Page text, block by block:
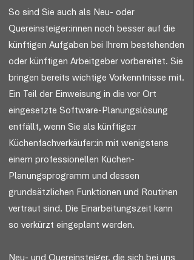
So sind Sie auch als Neu- oder
Quereinsteiger:innen noch besser auf die
künftigen Aufgaben bei Ihrem bestehenden
oder künftigen Arbeitgeber vorbereitet. Sie
bringen bereits wichtige Vorkenntnisse mit.
Ein Teil der Einweisung in die vor Ort
eingesetzte Software-Planungslösung
entfällt, wenn Sie als künftige:r
Küchenfachverkäufer:in mit wenigstens
einem professionellen Küchen-
Planungsprogramm und dessen
grundsätzlichen Funktionen und Routinen
vertraut sind. Die Einarbeitungszeit kann
so verkürzt eingeplant werden.